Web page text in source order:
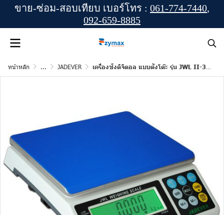
ขาย-ซ่อม-สอบเทียบ เบอร์โทร : 061-774-7440,
092-659-8885
หน้าหลัก ... JADEVER เครื่องชั่งดิจิตอล แบบตั้งโต๊ะ รุ่น JWL II-30K ยี่ห้อ JADEVER